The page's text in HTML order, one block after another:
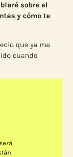
sobre el
y cómo te
que ya me
cuando